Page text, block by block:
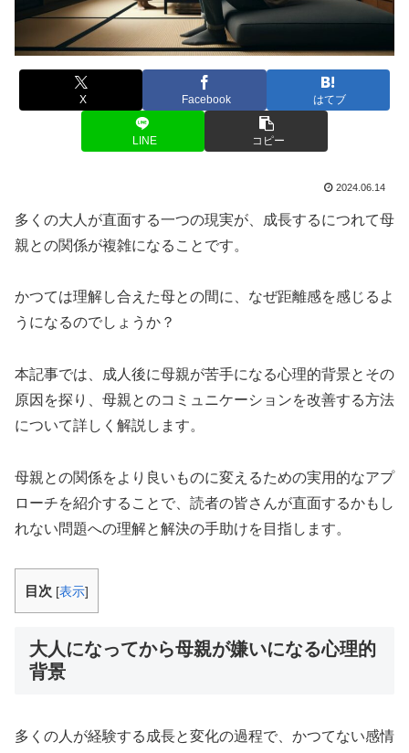
X Facebook はてブ
LINE コピー
2024.06.14
多くの大人が直面する一つの現実が、成長するにつれて母
親との関係が複雑になることです。
かつては理解し合えた母との間に、なぜ距離感を感じるよ
うになるのでしょうか？
本記事では、成人後に母親が苦手になる心理的背景とその
原因を探り、母親とのコミュニケーションを改善する方法
について詳しく解説します。
母親との関係をより良いものに変えるための実用的なアプ
ローチを紹介することで、読者の皆さんが直面するかもし
れない問題への理解と解決の手助けを目指します。
目次 [表示]
大人になってから母親が嫌いになる心理的
背景
多くの人が経験する成長と変化の過程で、かつてない感情